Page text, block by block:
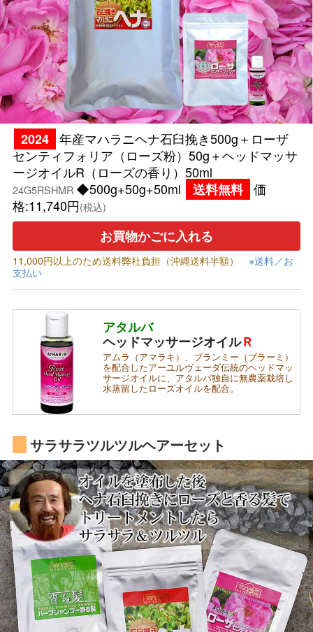
2024 年産マハラニヘナ石臼挽き500g＋ローザ
センティフォリア（ローズ粉）50g＋ヘッドマッサ
ージオイルR（ローズの香り）50ml
24G5RSHMR ◆500g+50g+50ml 送料無料 価
格:11,740円(税込)
お買物かごに入れる
11,000円以上のため送料弊社負担（沖縄送料半額） ※送料／お
支払い
アタルバ
ヘッドマッサージオイルＲ
アムラ（アマラキ）、ブランミー（ブラーミ）
を配合したアーユルヴェーダ伝統のヘッドマッ
サージオイルに、アタルバ独自に無農薬栽培し
水蒸留したローズオイルを配合。
サラサラツルツルヘアーセット